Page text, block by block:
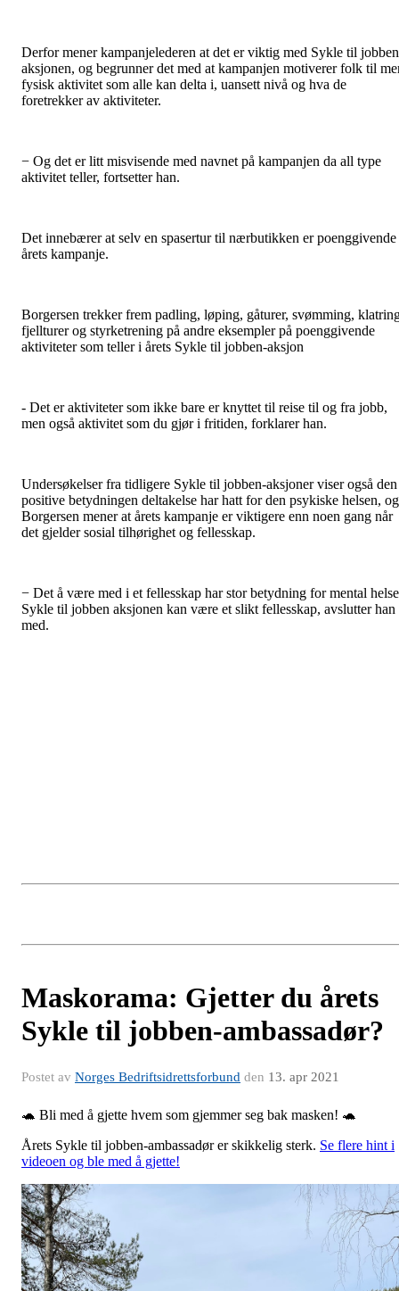
Derfor mener kampanjelederen at det er viktig med Sykle til
aksjonen, og begrunner det med at kampanjen motiverer folk til
fysisk aktivitet som alle kan delta i, uansett nivå og hva de
foretrekker av aktiviteter.
− Og det er litt misvisende med navnet på kampanjen da all type
aktivitet teller, fortsetter han.
Det innebærer at selv en spasertur til nærbutikken er
årets kampanje.
Borgersen trekker frem padling, løping, gåturer, svømming,
fjellturer og styrketrening på andre eksempler på poenggivende
aktiviteter som teller i årets Sykle til jobben-aksjon
- Det er aktiviteter som ikke bare er knyttet til reise til og fra jobb,
men også aktivitet som du gjør i fritiden, forklarer han.
Undersøkelser fra tidligere Sykle til jobben-aksjoner viser også den
positive betydningen deltakelse har hatt for den psykiske helsen, og
Borgersen mener at årets kampanje er viktigere enn noen gang når
det gjelder sosial tilhørighet og fellesskap.
− Det å være med i et fellesskap har stor betydning for mental
Sykle til jobben aksjonen kan være et slikt fellesskap, avslutter han
med.
Maskorama: Gjetter du årets
Sykle til jobben-ambassadør?
Postet av Norges Bedriftsidrettsforbund den 13. apr 2021
🐢 Bli med å gjette hvem som gjemmer seg bak masken! 🐢
Årets Sykle til jobben-ambassadør er skikkelig sterk. Se flere hint i
videoen og ble med å gjette!